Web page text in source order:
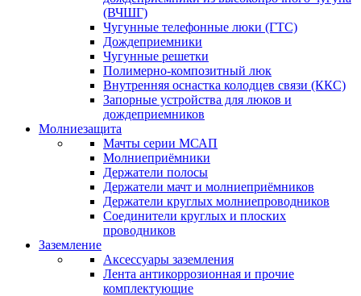
(ВЧШГ)
Чугунные телефонные люки (ГТС)
Дождеприемники
Чугунные решетки
Полимерно-композитный люк
Внутренняя оснастка колодцев связи (ККС)
Запорные устройства для люков и
дождеприемников
Молниезащита
Мачты серии МСАП
Молниеприёмники
Держатели полосы
Держатели мачт и молниеприёмников
Держатели круглых молниепроводников
Cоединители круглых и плоских
проводников
Заземление
Аксессуары заземления
Лента антикоррозионная и прочие
комплектующие